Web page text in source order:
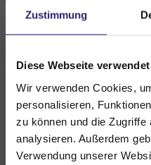
Zustimmung
Diese Webseite
Wir verwenden Cookies,
personalisieren,
zu können und die
analysieren. Außerdem
Verwendung unserer
Stechampullen
Blutprodukte
sonstige Medikamente